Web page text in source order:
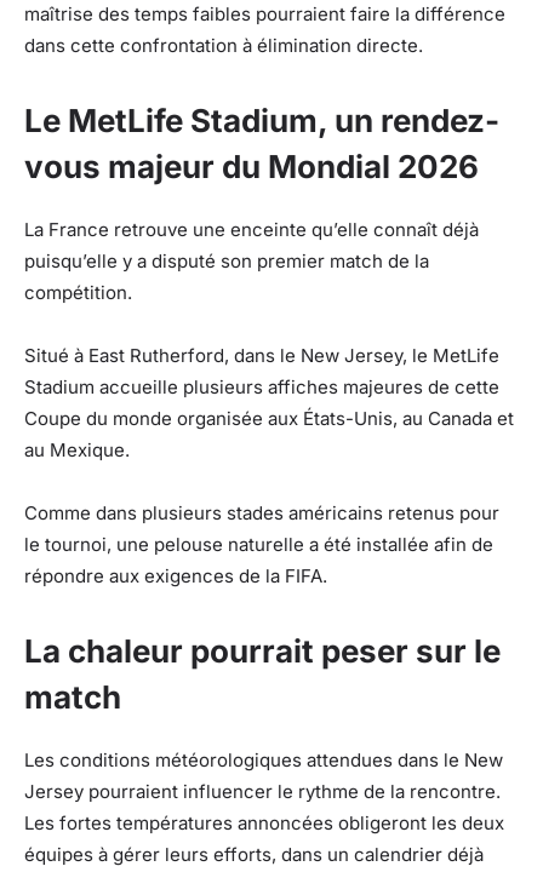
maîtrise des temps faibles pourraient faire la différence
dans cette confrontation à élimination directe.
Le MetLife Stadium, un rendez-
vous majeur du Mondial 2026
La France retrouve une enceinte qu’elle connaît déjà
puisqu’elle y a disputé son premier match de la
compétition.
Situé à East Rutherford, dans le New Jersey, le MetLife
Stadium accueille plusieurs affiches majeures de cette
Coupe du monde organisée aux États-Unis, au Canada et
au Mexique.
Comme dans plusieurs stades américains retenus pour
le tournoi, une pelouse naturelle a été installée afin de
répondre aux exigences de la FIFA.
La chaleur pourrait peser sur le
match
Les conditions météorologiques attendues dans le New
Jersey pourraient influencer le rythme de la rencontre.
Les fortes températures annoncées obligeront les deux
équipes à gérer leurs efforts, dans un calendrier déjà